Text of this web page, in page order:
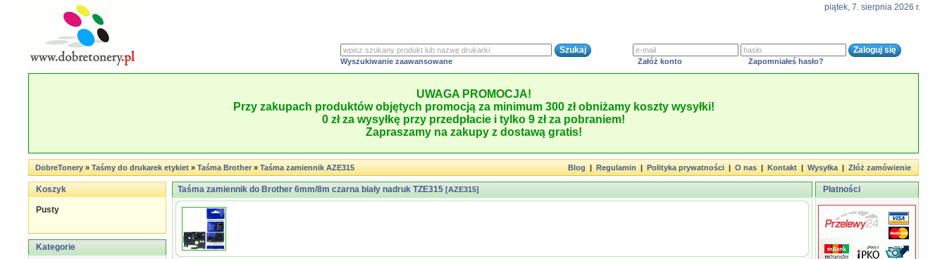
piątek, 7. sierpnia 2026 r.
Wyszukiwanie zaawansowane Załóż konto Zapomniałeś hasło?
UWAGA PROMOCJA!
Przy zakupach produktów objętych promocją za minimum 300 zł obniżamy koszty wysyłki!
0 zł za wysyłkę przy przedpłacie i tylko 9 zł za pobraniem!
Zapraszamy na zakupy z dostawą gratis!
DobreTonery»Taśmy do drukarek etykiet»Taśma Brother»Taśma zamiennik AZE315 Blog|Regulamin|Polityka prywatności|O nas|Kontakt|Wysyłka|Złóż zamówienie
Koszyk
Pusty
Kategorie
Taśma zamiennik do Brother 6mm/8m czarna biały nadruk TZE315 [AZE315] Płatności